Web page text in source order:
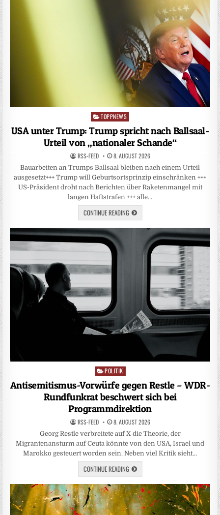
Posted
in
TOPPNEWS
USA unter Trump: Trump spricht nach Ballsaal-
Urteil von „nationaler Schande“
RSS-FEED 8. AUGUST 2026
Bauarbeiten an Trumps Ballsaal bleiben nach einem Urteil
ausgesetzt+++ Trump will Geburtsortsprinzip einschränken +++
US-Präsident droht nach Berichten über Raketenmangel mit
langen Haftstrafen +++ alle…
CONTINUE READING
Posted
POLITIK
Antisemitismus-Vorwürfe gegen Restle – WDR-
Rundfunkrat beschwert sich bei
Programmdirektion
RSS-FEED 8. AUGUST 2026
Georg Restle verbreitete auf X die Theorie, der
Migrantenansturm auf Ceuta könnte von den USA, Israel und
Marokko gesteuert worden sein. Neben viel Kritik sieht…
CONTINUE READING